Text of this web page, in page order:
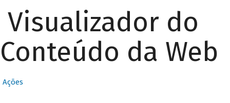
Visualizador do
Conteúdo da Web
Ações